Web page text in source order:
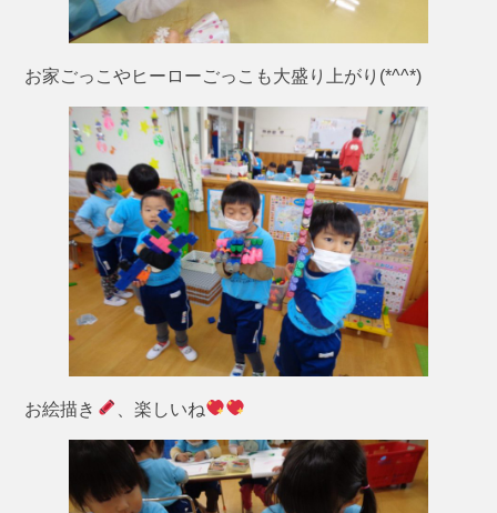
お家ごっこやヒーローごっこも大盛り上がり(*^^*)
お絵描き 、楽しいね